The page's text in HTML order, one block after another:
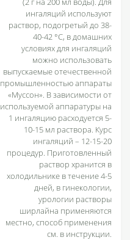
ингаляций используют
раствор, подогретый до 38-
40-42 °С, в домашних
условиях для ингаляций
можно использовать
выпускаемые отечественной
промышленностью аппараты
«Муссон». В зависимости от
используемой аппаратуры на
1 ингаляцию расходуется 5-
10-15 мл раствора. Курс
ингаляций – 12-15-20
процедур. Приготовленный
раствор хранится в
холодильнике в течение 4-5
дней, в гинекологии,
урологии растворы
ширлайна применяются
местно, способ применения
см. в инструкции.